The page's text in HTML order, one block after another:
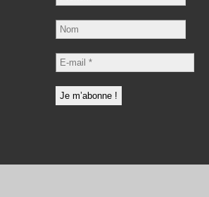
Nom
E-
mail
*